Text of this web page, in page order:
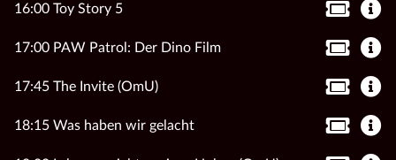
16:00 Toy Story 5
17:00 PAW Patrol: Der Dino Film
17:45 The Invite (OmU)
18:15 Was haben wir gelacht